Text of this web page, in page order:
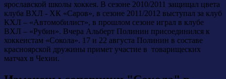
ярославской школы хоккея. В сезоне 2010/2011 защищал цвета
клуба ВХЛ - ХК «Саров», в сезоне 2011/2012 выступал за клуб
КХЛ – «Автомобилист», в прошлом сезоне играл в клубе
ВХЛ – «Рубин». Вчера Альберт Полинин присоединился к
хоккеистам «Сокола». 17 и 22 августа Полинин в составе
красноярской дружины примет участие в товарищеских
матчах в Чехии.